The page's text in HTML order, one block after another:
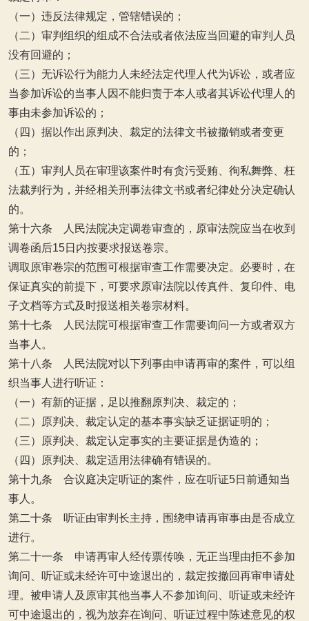
（一）违反法律规定，管辖错误的；
（二）审判组织的组成不合法或者依法应当回避的审判人员
没有回避的；
（三）无诉讼行为能力人未经法定代理人代为诉讼，或者应
当参加诉讼的当事人因不能归责于本人或者其诉讼代理人的
事由未参加诉讼的；
（四）据以作出原判决、裁定的法律文书被撤销或者变更
的；
（五）审判人员在审理该案件时有贪污受贿、徇私舞弊、枉
法裁判行为，并经相关刑事法律文书或者纪律处分决定确认
的。
第十六条 人民法院决定调卷审查的，原审法院应当在收到
调卷函后15日内按要求报送卷宗。
调取原审卷宗的范围可根据审查工作需要决定。必要时，在
保证真实的前提下，可要求原审法院以传真件、复印件、电
子文档等方式及时报送相关卷宗材料。
第十七条 人民法院可根据审查工作需要询问一方或者双方
当事人。
第十八条 人民法院对以下列事由申请再审的案件，可以组
织当事人进行听证：
（一）有新的证据，足以推翻原判决、裁定的；
（二）原判决、裁定认定的基本事实缺乏证据证明的；
（三）原判决、裁定认定事实的主要证据是伪造的；
（四）原判决、裁定适用法律确有错误的。
第十九条 合议庭决定听证的案件，应在听证5日前通知当
事人。
第二十条 听证由审判长主持，围绕申请再审事由是否成立
进行。
第二十一条 申请再审人经传票传唤，无正当理由拒不参加
询问、听证或未经许可中途退出的，裁定按撤回再审申请处
理。被申请人及原审其他当事人不参加询问、听证或未经许
可中途退出的，视为放弃在询问、听证过程中陈述意见的权